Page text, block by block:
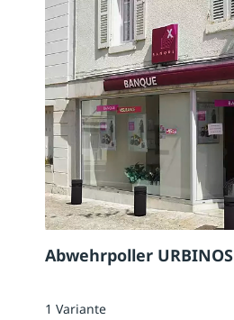
Abwehrpoller URBINOS
1 Variante